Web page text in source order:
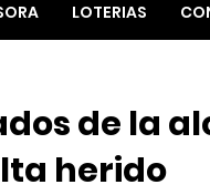
LOTERIAS
de la
herido